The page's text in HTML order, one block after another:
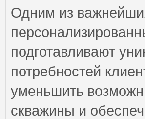
Одним из
подготавливают
потребностей
уменьшить
скважины и